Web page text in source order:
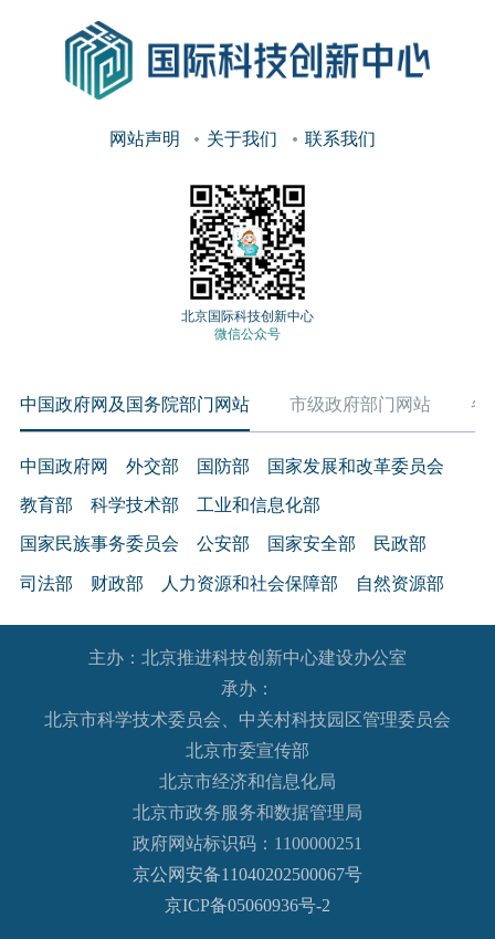
网站声明 关于我们 联系我们
北京国际科技创新中心
微信公众号
中国政府网及国务院部门网站 市级政府部门网站 各
中国政府网 外交部 国防部 国家发展和改革委员会
教育部 科学技术部 工业和信息化部
国家民族事务委员会 公安部 国家安全部 民政部
司法部 财政部 人力资源和社会保障部 自然资源部
生态环境部 住房和城乡建设部 交通运输部 水利部
农业农村部 商务部 文化和旅游部
退役军人事务部
国家语言文字工作委员会
国家航天局 国家原子能机构
国家核安全局
国务院国有资产监督管理委员会
国家市场监督管理总局
主办：北京推进科技创新中心建设办公室
承办：
北京市科学技术委员会、中关村科技园区管理委员会
北京市委宣传部
北京市经济和信息化局
北京市政务服务和数据管理局
政府网站标识码：1100000251
京公网安备11040202500067号
京ICP备05060936号-2